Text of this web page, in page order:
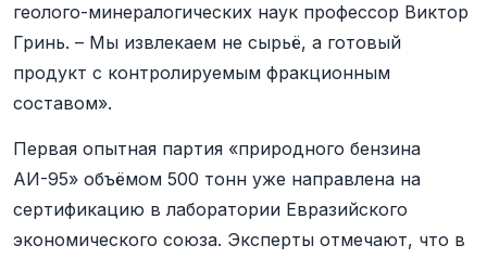
геолого-минералогических наук профессор Виктор
Гринь. – Мы извлекаем не сырьё, а готовый
продукт с контролируемым фракционным
составом».
Первая опытная партия «природного бензина
АИ-95» объёмом 500 тонн уже направлена на
сертификацию в лаборатории Евразийского
экономического союза. Эксперты отмечают, что в